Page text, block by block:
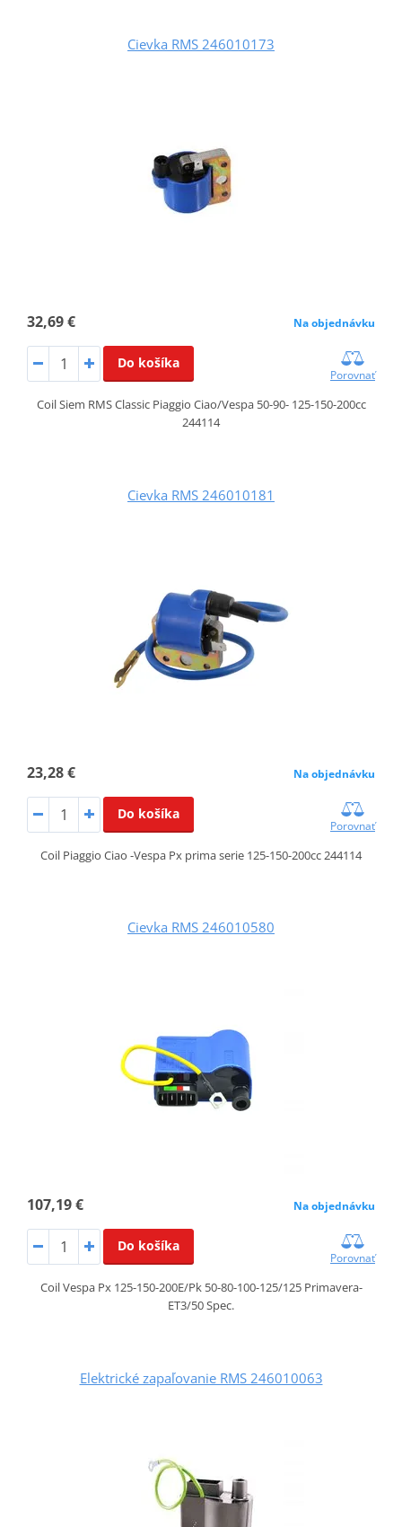
Cievka RMS 246010173
32,69 € Na objednávku
Do košíka
Porovnať
Coil Siem RMS Classic Piaggio Ciao/Vespa 50-90- 125-150-200cc
244114
Cievka RMS 246010181
23,28 € Na objednávku
Do košíka
Porovnať
Coil Piaggio Ciao -Vespa Px prima serie 125-150-200cc 244114
Cievka RMS 246010580
107,19 € Na objednávku
Do košíka
Porovnať
Coil Vespa Px 125-150-200E/Pk 50-80-100-125/125 Primavera-
ET3/50 Spec.
Elektrické zapaľovanie RMS 246010063